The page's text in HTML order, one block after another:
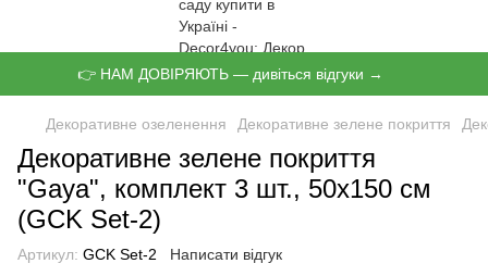
👉 НАМ ДОВІРЯЮТЬ — дивіться відгуки →
Декоративне озеленення Декоративне зелене покриття
Декоративне зелене покриття
"Gaya", комплект 3 шт., 50х150 см
(GCK Set-2)
Артикул: GCK Set-2 Написати відгук